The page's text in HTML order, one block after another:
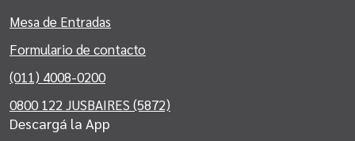
Mesa de Entradas
Formulario de contacto
(011) 4008-0200
0800 122 JUSBAIRES (5872)
Descargá la App